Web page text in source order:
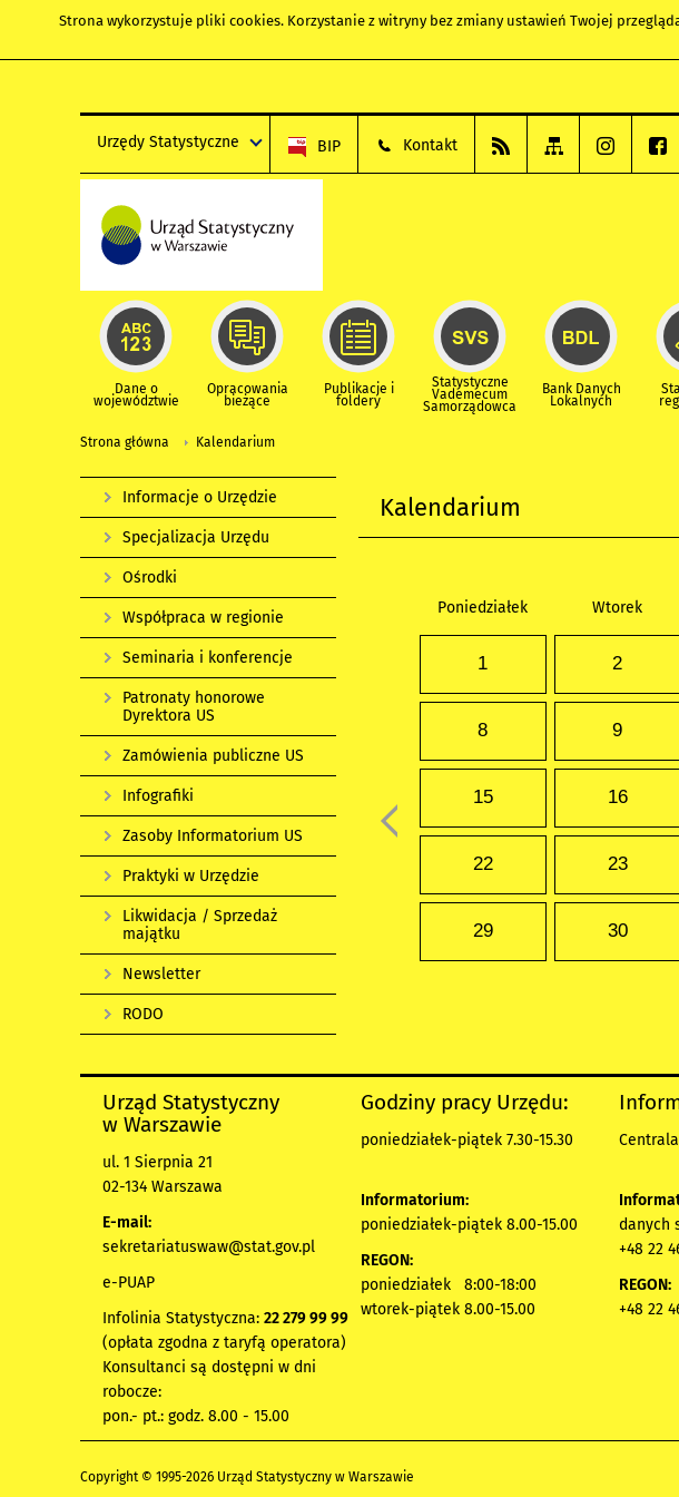
Strona wykorzystuje pliki cookies. Korzystanie z witryny bez zmiany ustawień Twojej
Urzędy Statystyczne BIP Kontakt
Dane o
województwie
Opracowania
bieżące
Publikacje i
foldery
Statystyczne
Vademecum
Samorządowca
Bank Danych
Lokalnych
Strona główna Kalendarium
Kalendarium
Poniedziałek Wtorek
1 2
8 9
15 16
22 23
29 30
Informacje o Urzędzie
Specjalizacja Urzędu
Ośrodki
Współpraca w regionie
Seminaria i konferencje
Patronaty honorowe
Dyrektora US
Zamówienia publiczne US
Infografiki
Zasoby Informatorium US
Praktyki w Urzędzie
Likwidacja / Sprzedaż
majątku
Newsletter
RODO
Urząd Statystyczny
w Warszawie
ul. 1 Sierpnia 21
02-134 Warszawa
E-mail:
sekretariatuswaw@stat.gov.pl
e-PUAP
Infolinia Statystyczna: 22 279 99 99
(opłata zgodna z taryfą operatora)
Konsultanci są dostępni w dni
robocze:
pon.- pt.: godz. 8.00 - 15.00
Godziny pracy Urzędu:
poniedziałek-piątek 7.30-15.30
Informatorium:
poniedziałek-piątek 8.00-15.00
REGON:
poniedziałek 8:00-18:00
wtorek-piątek 8.00-15.00
danych
+48 22
REGON:
+48 22
Copyright © 1995-2026 Urząd Statystyczny w Warszawie